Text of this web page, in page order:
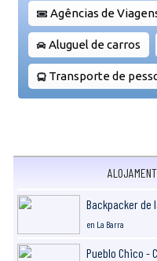
Agências de
Aluguel de carros
Transporte de
Backpacker de
en La Barra
Pueblo Chico -